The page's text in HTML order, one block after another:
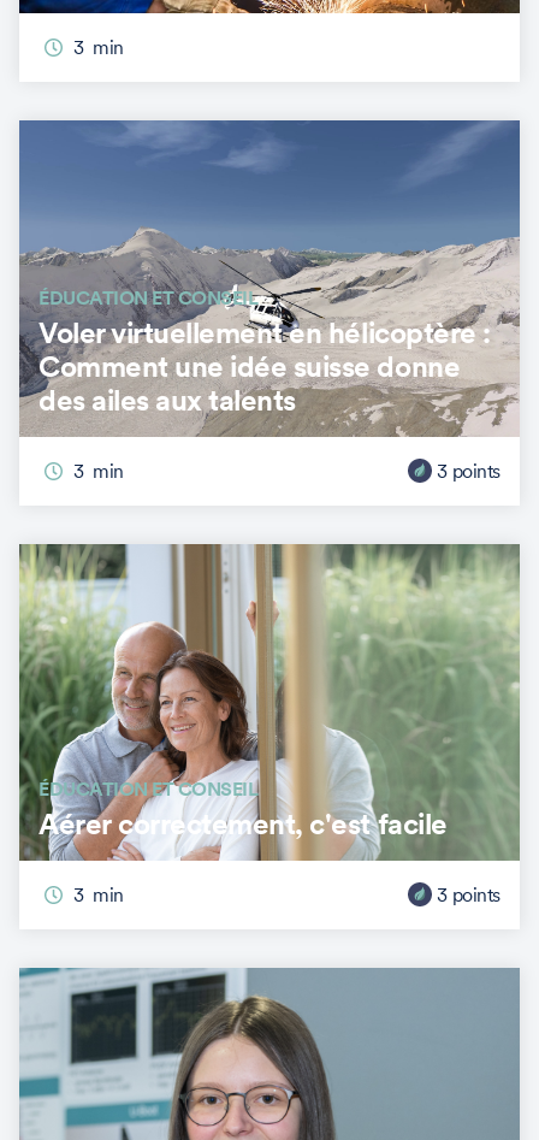
3 min
ÉDUCATION ET CONSEIL
Voler virtuellement en hélicoptère :
Comment une idée suisse donne
des ailes aux talents
3 min 3 points
ÉDUCATION ET CONSEIL
Aérer correctement, c'est facile
3 min 3 points